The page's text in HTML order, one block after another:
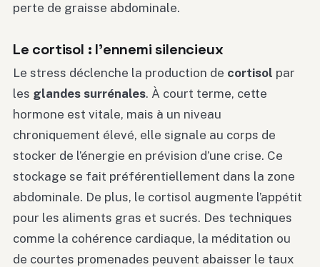
perte de graisse abdominale.
Le cortisol : l’ennemi silencieux
Le stress déclenche la production de cortisol par
les glandes surrénales. À court terme, cette
hormone est vitale, mais à un niveau
chroniquement élevé, elle signale au corps de
stocker de l’énergie en prévision d’une crise. Ce
stockage se fait préférentiellement dans la zone
abdominale. De plus, le cortisol augmente l’appétit
pour les aliments gras et sucrés. Des techniques
comme la cohérence cardiaque, la méditation ou
de courtes promenades peuvent abaisser le taux